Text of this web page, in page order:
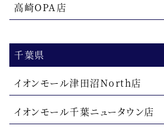
高崎OPA店
千葉県
イオンモール津田沼North店
イオンモール千葉ニュータウン店